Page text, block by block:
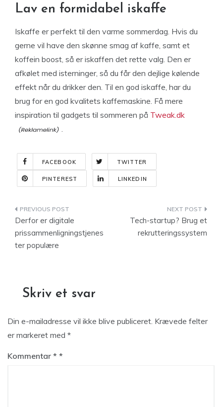
Lav en formidabel iskaffe
Iskaffe er perfekt til den varme sommerdag. Hvis du
gerne vil have den skønne smag af kaffe, samt et
koffein boost, så er iskaffen det rette valg. Den er
afkølet med isterninger, så du får den dejlige kølende
effekt når du drikker den. Til en god iskaffe, har du
brug for en god kvalitets kaffemaskine. Få mere
inspiration til gadgets til sommeren på Tweak.dk
.
FACEBOOK TWITTER
PINTEREST LINKEDIN
Indlægsnavigation
Derfor er digitale
prissammenligningstjenes
ter populære
Tech-startup? Brug et
rekrutteringssystem
Skriv et svar
Din e-mailadresse vil ikke blive publiceret. Krævede felter
er markeret med *
Kommentar *